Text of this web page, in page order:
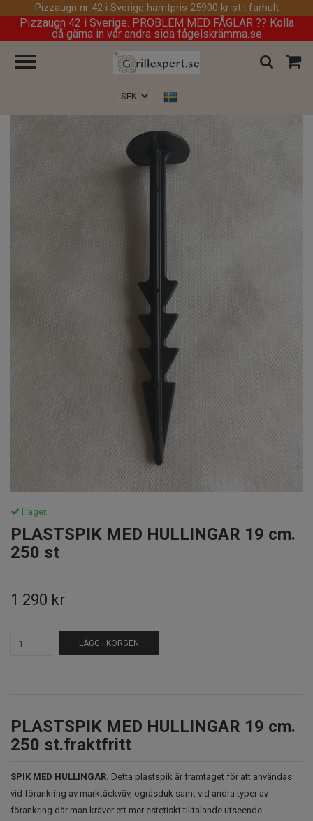
Pizzaugn nr 42 i Sverige hämtpris 25900 kr st i farhult
Pizzaugn 42 i Sverige. PROBLEM MED FÅGLAR ?? Kolla
då gärna in vår andra sida fågelskrämma.se
I lager.
PLASTSPIK MED HULLINGAR 19 cm.
250 st
1 290 kr
LÄGG I KORGEN
PLASTSPIK MED HULLINGAR 19 cm.
250 st.fraktfritt
SPIK MED HULLINGAR. Detta plastspik är framtaget för att användas
vid förankring av marktäckväv, ogräsduk samt vid andra typer av
förankring där man kräver ett mer estetiskt tilltalande utseende.